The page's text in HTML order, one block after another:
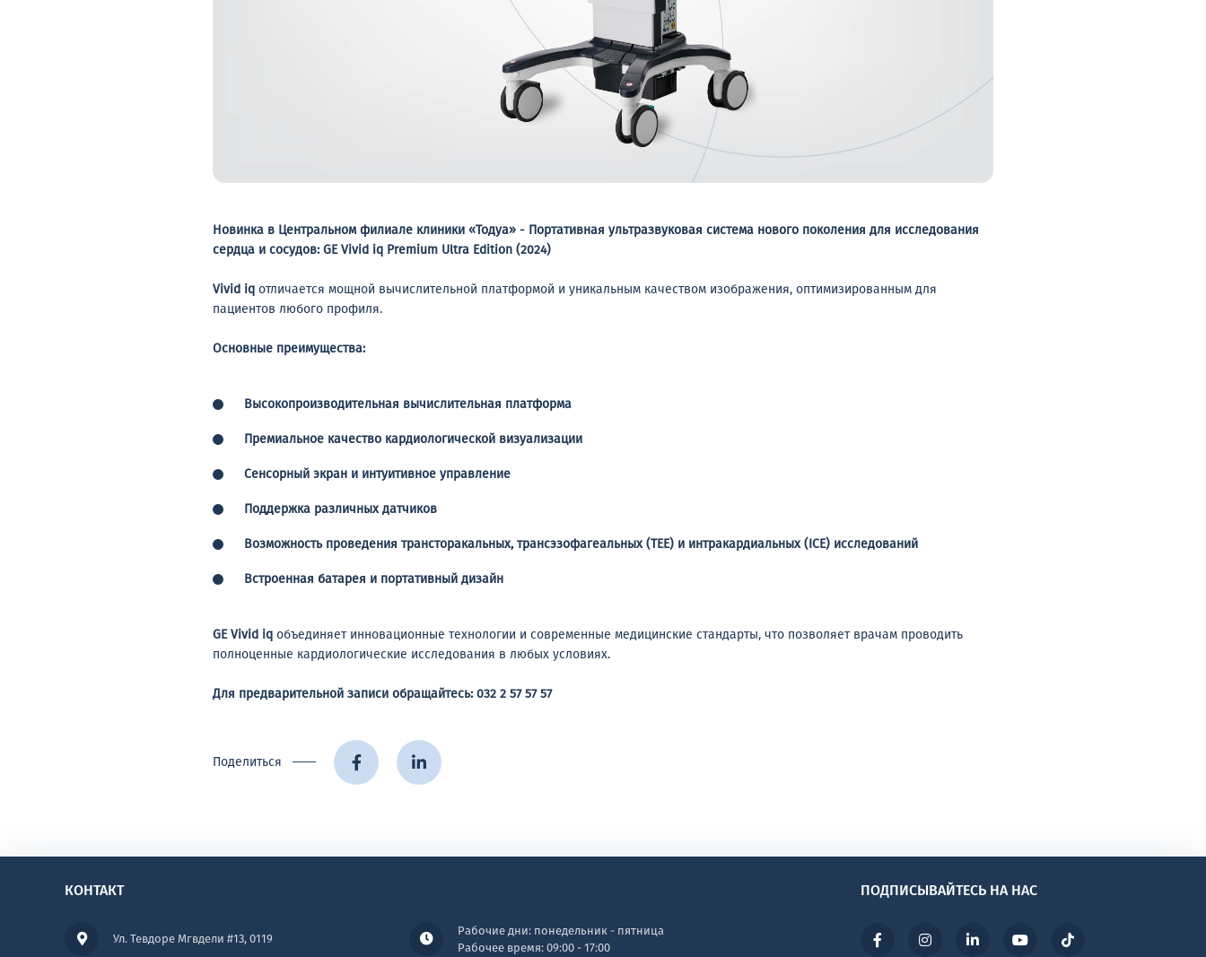
Новинка в Центральном филиале клиники «Тодуа» - Портативная ультразвуковая система нового поколения для исследования
сердца и сосудов: GE Vivid iq Premium Ultra Edition (2024)
Vivid iq отличается мощной вычислительной платформой и уникальным качеством изображения, оптимизированным для
пациентов любого профиля.
Основные преимущества:
Высокопроизводительная вычислительная платформа
Премиальное качество кардиологической визуализации
Сенсорный экран и интуитивное управление
Поддержка различных датчиков
Возможность проведения трансторакальных, трансэзофагеальных (TEE) и интракардиальных (ICE) исследований
Встроенная батарея и портативный дизайн
GE Vivid iq объединяет инновационные технологии и современные медицинские стандарты, что позволяет врачам проводить
полноценные кардиологические исследования в любых условиях.
Для предварительной записи обращайтесь:032 2 57 57 57
Поделиться
КОНТАКТ
Ул. Тевдоре Мгвдели #13, 0119
Рабочие дни: понедельник - пятница
Рабочее время: 09:00 - 17:00
ПОДПИСЫВАЙТЕСЬ НА НАС